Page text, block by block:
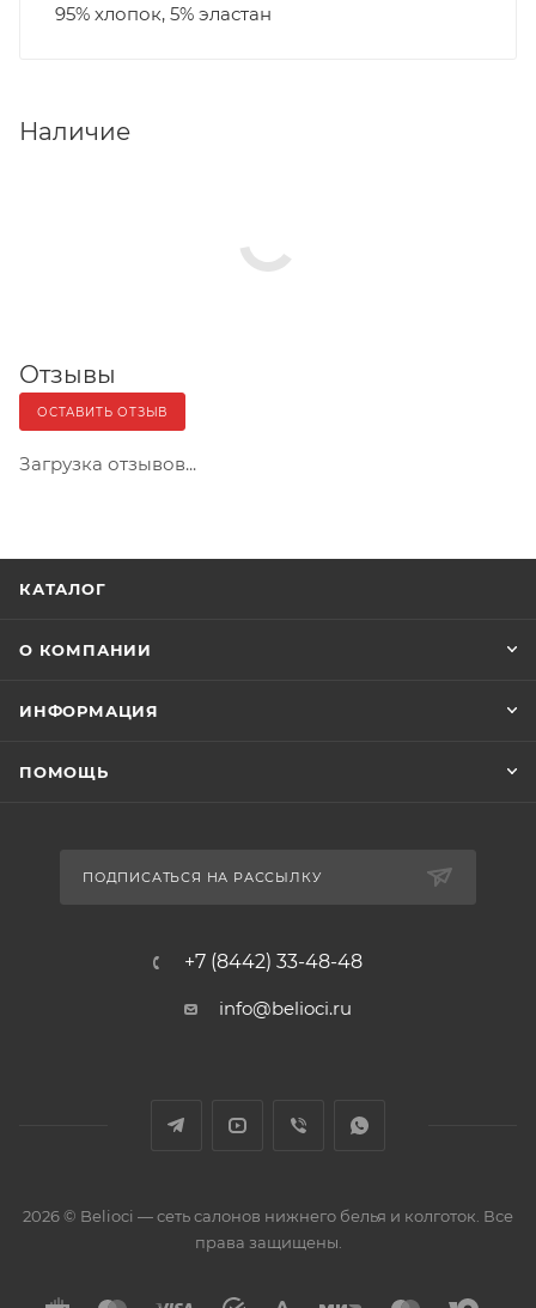
95% хлопок, 5% эластан
Наличие
Отзывы
ОСТАВИТЬ ОТЗЫВ
Загрузка отзывов...
КАТАЛОГ
О КОМПАНИИ
ИНФОРМАЦИЯ
ПОМОЩЬ
ПОДПИСАТЬСЯ НА РАССЫЛКУ
+7 (8442) 33-48-48
info@belioci.ru
2026 © Belioci — сеть салонов нижнего белья и колготок. Все
права защищены.